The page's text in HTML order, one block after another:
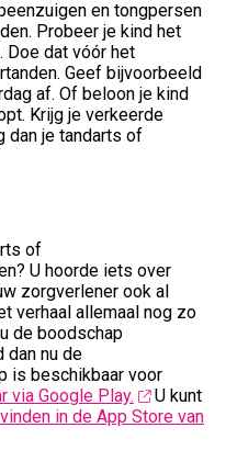
en tongpersen
Probeer je kind het
Doe dat vóór het
Geef bijvoorbeeld
af. Of beloon je kind
Krijg je verkeerde
dan je tandarts of
of
U hoorde iets over
zorgverlener ook al
verhaal allemaal nog zo
de boodschap
dan nu de
is beschikbaar voor
via Google Play.
U kunt
in de App Store van